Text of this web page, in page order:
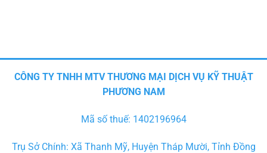
CÔNG TY TNHH MTV THƯƠNG MẠI DỊCH VỤ KỸ THUẬT
PHƯƠNG NAM
Mã số thuế: 1402196964
Trụ Sở Chính: Xã Thanh Mỹ, Huyện Tháp Mười, Tỉnh Đồng